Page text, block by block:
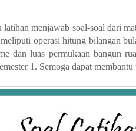
menjawab soal-soal dari
operasi hitung bilangan
dan luas permukaan bangun
1. Semoga dapat